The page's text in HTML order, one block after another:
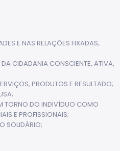
E NAS RELAÇÕES FIXADAS;
CIDADANIA CONSCIENTE, ATIVA,
PRODUTOS E RESULTADO;
TORNO DO INDIVÍDUO COMO
E PROFISSIONAIS;
SOLIDÁRIO;